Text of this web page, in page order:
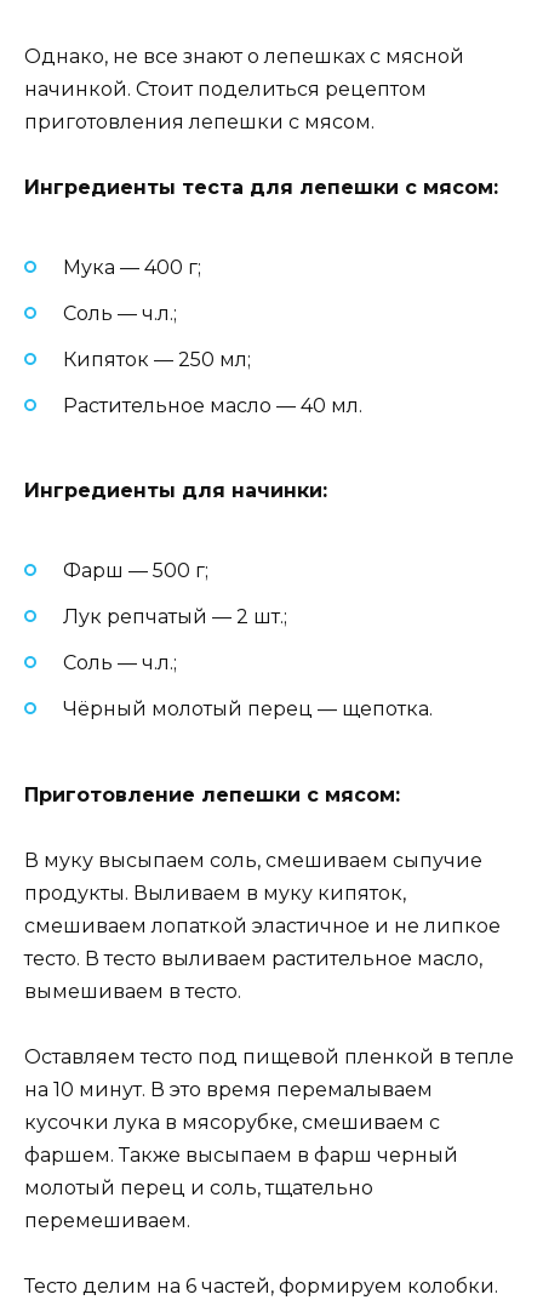
Однако, не все знают о лепешках с мясной
начинкой. Стоит поделиться рецептом
приготовления лепешки с мясом.
Ингредиенты теста для лепешки с мясом:
Мука — 400 г;
Соль — ч.л.;
Кипяток — 250 мл;
Растительное масло — 40 мл.
Ингредиенты для начинки:
Фарш — 500 г;
Лук репчатый — 2 шт.;
Соль — ч.л.;
Чёрный молотый перец — щепотка.
Приготовление лепешки с мясом:
В муку высыпаем соль, смешиваем сыпучие
продукты. Выливаем в муку кипяток,
смешиваем лопаткой эластичное и не липкое
тесто. В тесто выливаем растительное масло,
вымешиваем в тесто.
Оставляем тесто под пищевой пленкой в тепле
на 10 минут. В это время перемалываем
кусочки лука в мясорубке, смешиваем с
фаршем. Также высыпаем в фарш черный
молотый перец и соль, тщательно
перемешиваем.
Тесто делим на 6 частей, формируем колобки.